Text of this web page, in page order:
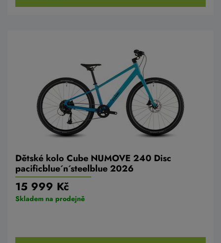
Dětské kolo Cube NUMOVE 240 Disc
pacificblue´n´steelblue 2026
15 999 Kč
Skladem na prodejně